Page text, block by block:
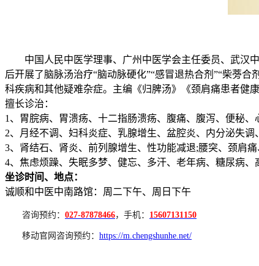
中国人民中医学理事、广州中医学会主任委员、武汉
后开展了脑脉汤治疗“脑动脉硬化”“感冒退热合剂”“柴蒡
科疾病和其他疑难杂症。主编《归脾汤》《颈肩痛患者健
擅长诊治：
1、胃脘病、胃溃疡、十二指肠溃疡、腹痛、腹泻、便秘
2、月经不调、妇科炎症、乳腺增生、盆腔炎、内分泌失调
3、肾结石、肾炎、前列腺增生、性功能减退;腰突、颈肩
4、焦虑烦躁、失眠多梦、健忘、多汗、老年病、糖尿病、
坐诊时间、地点：
诚顺和中医中南路馆：周二下午、周日下午
咨询预约： 027-87878466，手机： 15607131150
移动官网咨询预约： https://m.chengshunhe.net/